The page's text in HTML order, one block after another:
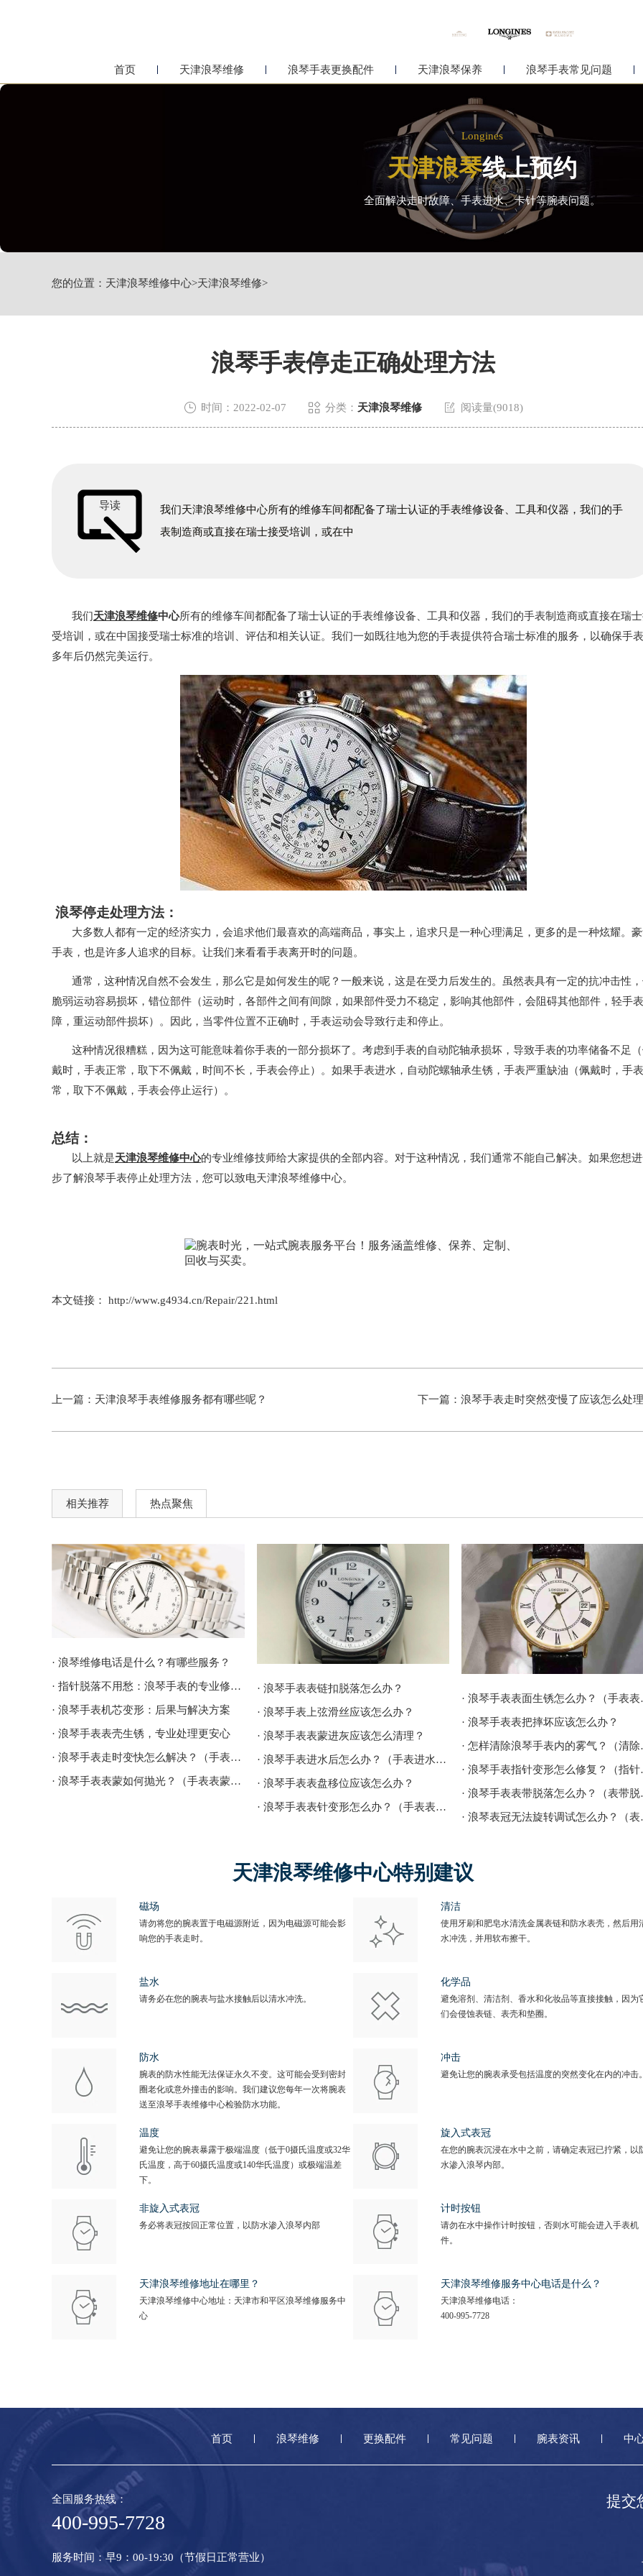
首页 天津浪琴维修 浪琴手表更换配件 天津浪琴保养 浪琴手表常见问题
Longines
天津浪琴线上预约
全面解决走时故障、手表进水、卡针等腕表问题。
您的位置： 天津浪琴维修中心>天津浪琴维修>
浪琴手表停走正确处理方法
 时间：2022-02-07  分类： 天津浪琴维修  阅读量(9018)
导读
我们天津浪琴维修中心所有的维修车间都配备了瑞士认证的手表维修设备、工具和仪器，我们的手
表制造商或直接在瑞士接受培训，或在中
我们天津浪琴维修中心所有的维修车间都配备了瑞士认证的手表维修设备、工具和仪器，我们的手表制造商或直接在瑞
受培训，或在中国接受瑞士标准的培训、评估和相关认证。我们一如既往地为您的手表提供符合瑞士标准的服务，以确保手
多年后仍然完美运行。
浪琴停走处理方法：
大多数人都有一定的经济实力，会追求他们最喜欢的高端商品，事实上，追求只是一种心理满足，更多的是一种炫耀。
手表，也是许多人追求的目标。让我们来看看手表离开时的问题。
通常，这种情况自然不会发生，那么它是如何发生的呢？一般来说，这是在受力后发生的。虽然表具有一定的抗冲击性，
脆弱运动容易损坏，错位部件（运动时，各部件之间有间隙，如果部件受力不稳定，影响其他部件，会阻碍其他部件，轻手
障，重运动部件损坏）。因此，当零件位置不正确时，手表运动会导致行走和停止。
这种情况很糟糕，因为这可能意味着你手表的一部分损坏了。考虑到手表的自动陀轴承损坏，导致手表的功率储备不足
戴时，手表正常，取下不佩戴，时间不长，手表会停止）。如果手表进水，自动陀螺轴承生锈，手表严重缺油（佩戴时，手
常，取下不佩戴，手表会停止运行）。
总结：
以上就是天津浪琴维修中心的专业维修技师给大家提供的全部内容。对于这种情况，我们通常不能自己解决。如果您想
步了解浪琴手表停止处理方法，您可以致电天津浪琴维修中心。
本文链接： http://www.g4934.cn/Repair/221.html
上一篇： 天津浪琴手表维修服务都有哪些呢？ 下一篇： 浪琴手表走时突然变慢了应该怎么处理
相关推荐 热点聚焦
· 浪琴维修电话是什么？有哪些服务？
· 指针脱落不用愁：浪琴手表的专业修复指南
· 浪琴手表机芯变形：后果与解决方案
· 浪琴手表表壳生锈，专业处理更安心
· 浪琴手表走时变快怎么解决？（手表走时变快的解决方法）
· 浪琴手表表蒙如何抛光？（手表表蒙的抛光方法）
· 浪琴手表表链扣脱落怎么办？
· 浪琴手表上弦滑丝应该怎么办？
· 浪琴手表表蒙进灰应该怎么清理？
· 浪琴手表进水后怎么办？（手表进水的解决方法）
· 浪琴手表表盘移位应该怎么办？
· 浪琴手表表针变形怎么办？（手表表针变形的解决方法）
· 浪琴手
· 浪琴手表表把摔坏应该怎么办？
· 怎样
· 浪琴
· 浪琴
· 浪琴
天津浪琴维修中心特别建议
磁场
请勿将您的腕表置于电磁源附近，因为电磁源可能会影
响您的手表走时。
清洁
使用牙刷和肥皂水清洗金属表链和防水表壳，然后用
水冲洗，并用软布擦干。
盐水
请务必在您的腕表与盐水接触后以清水冲洗。
化学品
避免溶剂、清洁剂、香水和化妆品等直接接触，因为
们会侵蚀表链、表壳和垫圈。
防水
腕表的防水性能无法保证永久不变。这可能会受到密封
圈老化或意外撞击的影响。我们建议您每年一次将腕表
送至浪琴手表维修中心检验防水功能。
冲击
避免让您的腕表承受包括温度的突然变化在内的冲击。
温度
避免让您的腕表暴露于极端温度（低于0摄氏温度或32华
氏温度，高于60摄氏温度或140华氏温度）或极端温差
下。
旋入式表冠
在您的腕表沉浸在水中之前，请确定表冠已拧紧，以
水渗入浪琴内部。
非旋入式表冠
务必将表冠按回正常位置，以防水渗入浪琴内部
计时按钮
请勿在水中操作计时按钮，否则水可能会进入手表机
件。
天津浪琴维修地址在哪里？
天津浪琴维修中心地址：天津市和平区浪琴维修服务中
心
天津浪琴维修服务中心电话是什么？
天津浪琴维修电话：
400-995-7728
首页 浪琴维修 更换配件 常见问题 腕表资讯 中
提交
全国服务热线：
400-995-7728
服务时间：早9：00-19:30（节假日正常营业）